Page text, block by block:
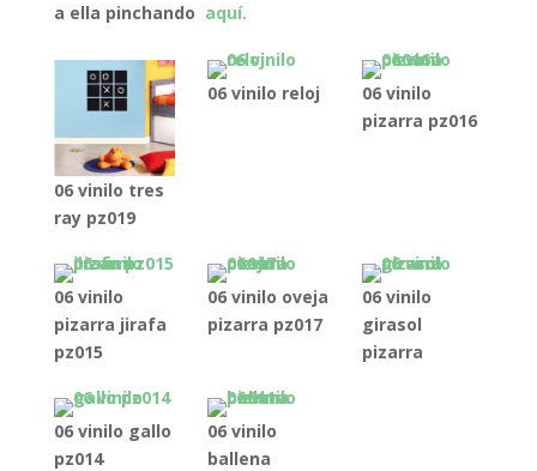
a ella pinchando aquí.
06 vinilo tres
ray pz019
06 vinilo reloj
06 vinilo
pizarra pz016
06 vinilo
pizarra jirafa
pz015
06 vinilo oveja
pizarra pz017
06 vinilo
girasol
pizarra
06 vinilo gallo
pz014
06 vinilo
ballena